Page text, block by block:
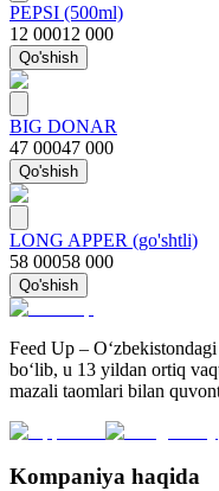
PEPSI (500ml)
12 00012 000
Qo'shish
BIG DONAR
47 00047 000
Qo'shish
LONG APPER (go'shtli)
58 00058 000
Qo'shish
Feed Up –
bo‘lib, u 13 yildan ortiq
mazali taomlari bilan
Kompaniya haqida